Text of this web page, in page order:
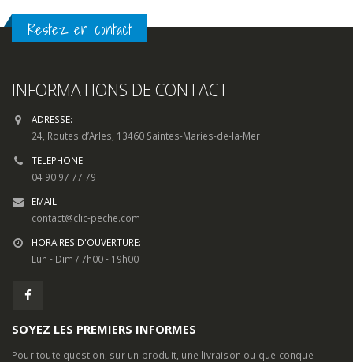
Restez en contact
INFORMATIONS DE CONTACT
ADRESSE:
24, Routes d’Arles, 13460 Saintes-Maries-de-la-Mer
TELEPHONE:
04 90 97 77 79
EMAIL:
contact@clic-peche.com
HORAIRES D'OUVERTURE:
Lun - Dim / 7h00 - 19h00
SOYEZ LES PREMIERS INFORMES
Pour toute question, sur un produit, une livraison ou quelconque